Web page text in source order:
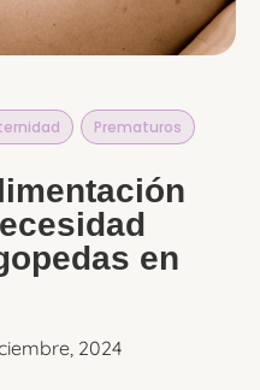
Prematuros
en
2024